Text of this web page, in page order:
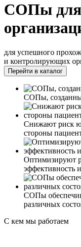
СОПы для
для успешного
и контролирующих
Перейти в каталог
СОПы,
Снижают риск
стороны
Оптимизируют
эффективность
СОПы
различных
С кем мы работаем